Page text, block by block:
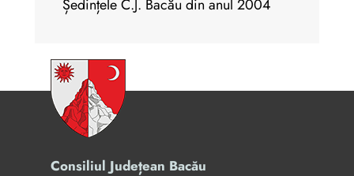
Ședințele C.J. Bacău din anul 2004
Consiliul Județean Bacău